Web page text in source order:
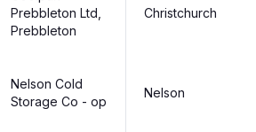
Prebbleton Ltd,
Prebbleton
Christchurch
Nelson Cold
Storage Co - op
Nelson